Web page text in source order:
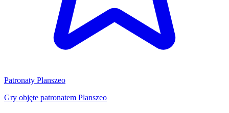
Patronaty Planszeo
Gry objęte patronatem Planszeo